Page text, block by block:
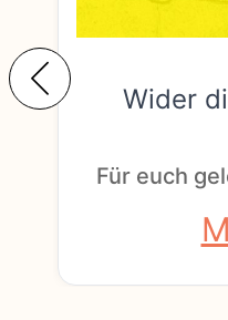
Wider
Für euch